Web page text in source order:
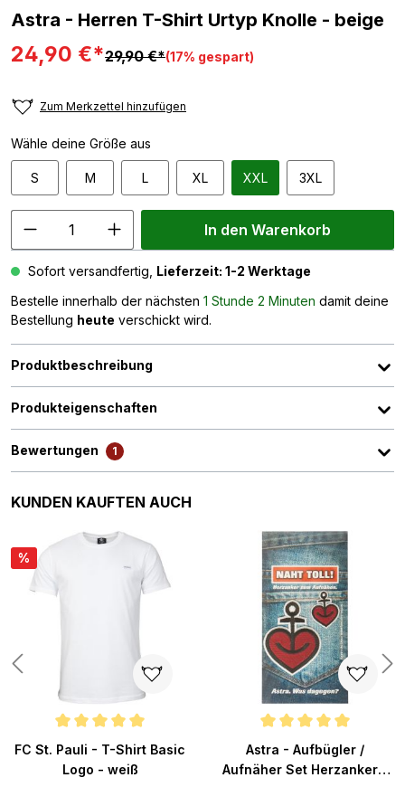
Durchschnittliche Bewertung von 5 von 5 Sternen
Astra - Herren T-Shirt Urtyp Knolle - beige
24,90 €*29,90 €*(17% gespart)
Zum Merkzettel hinzufügen
Wähle deine Größe aus
S M L XL XXL 3XL
In den Warenkorb
Sofort versandfertig, Lieferzeit: 1-2 Werktage
Bestelle innerhalb der nächsten 1 Stunde 2 Minuten damit deine
Bestellung heute verschickt wird.
Produktbeschreibung
Produkteigenschaften
Bewertungen 1
Produktgalerie überspringen
KUNDEN KAUFTEN AUCH
von 5 Sternen
%
Durchschnittliche Bewertung von 5 von 5 Sternen
FC St. Pauli - T-Shirt Basic
Logo - weiß
Durchschnittliche Bewertung
Astra - Aufbügler /
Aufnäher Set Herzanker -